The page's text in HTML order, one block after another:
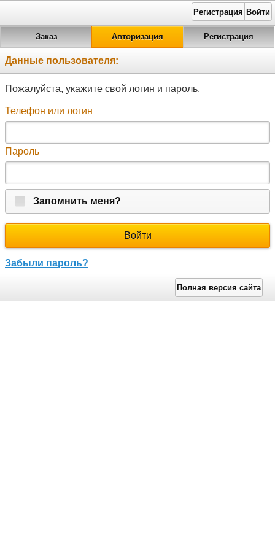
Регистрация Войти
Заказ Авторизация Регистрация
Данные пользователя:
Пожалуйста, укажите свой логин и пароль.
Телефон или логин
Пароль
Запомнить меня?
Войти
Забыли пароль?
Полная версия сайта